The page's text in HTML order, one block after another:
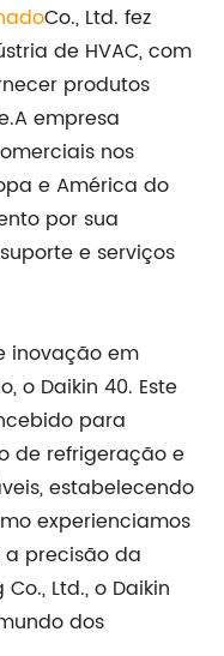
Co., Ltd. fez
de HVAC, com
produtos
empresa
nos
e América do
por sua
e serviços
inovação em
o Daikin 40. Este
para
de refrigeração e
estabelecendo
experienciamos
precisão da
Ltd., o Daikin
dos